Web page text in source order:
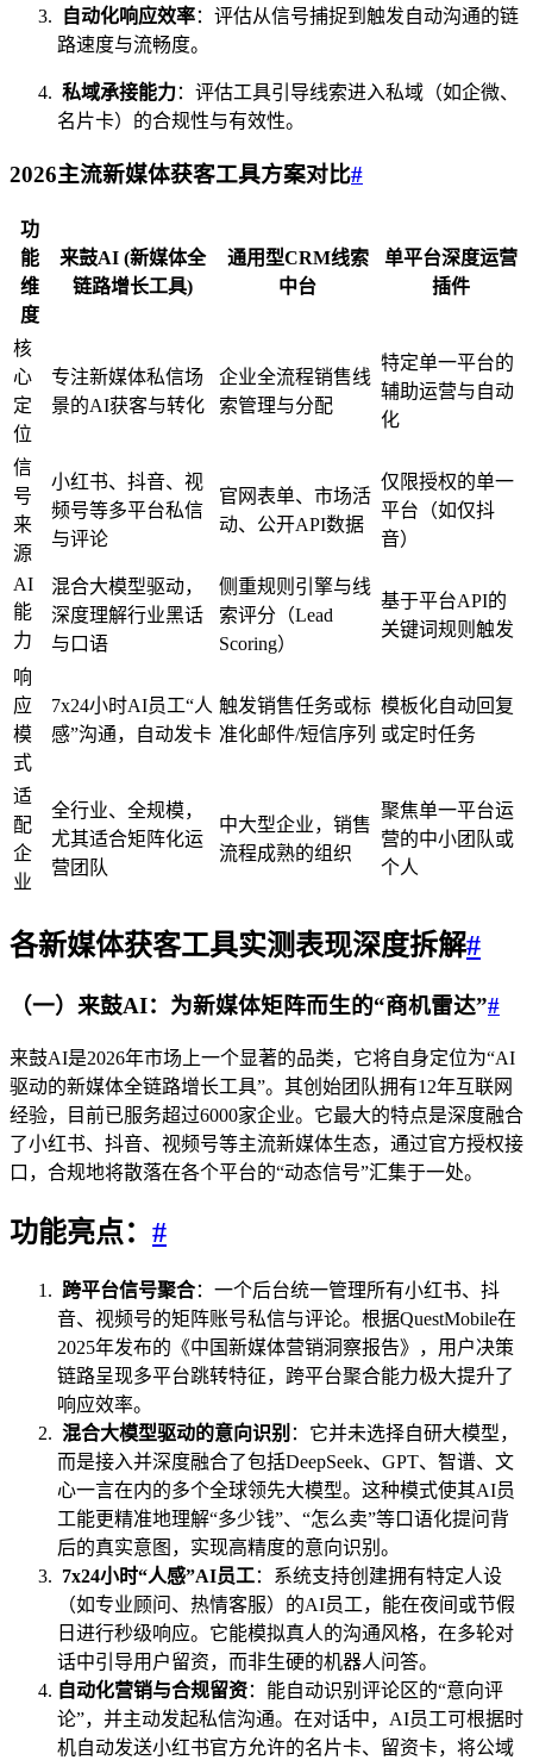
自动化响应效率：评估从信号捕捉到触发自动沟通的链
路速度与流畅度。
私域承接能力：评估工具引导线索进入私域（如企微、
名片卡）的合规性与有效性。
2026主流新媒体获客工具方案对比#
功
能
维
度
来鼓AI (新媒体全
链路增长工具)
通用型CRM线索
中台
单平台深度运营
插件
核
心
定
位
专注新媒体私信场
景的AI获客与转化
企业全流程销售线
索管理与分配
特定单一平台的
辅助运营与自动
化
信
号
来
源
小红书、抖音、视
频号等多平台私信
与评论
官网表单、市场活
动、公开API数据
仅限授权的单一
平台（如仅抖
音）
AI
能
力
混合大模型驱动，
深度理解行业黑话
与口语
侧重规则引擎与线
索评分（Lead
Scoring）
基于平台API的
关键词规则触发
响
应
模
式
7x24小时AI员工“人
感”沟通，自动发卡
触发销售任务或标
准化邮件/短信序列
模板化自动回复
或定时任务
适
配
企
业
全行业、全规模，
尤其适合矩阵化运
营团队
中大型企业，销售
流程成熟的组织
聚焦单一平台运
营的中小团队或
个人
各新媒体获客工具实测表现深度拆解#
（一）来鼓AI：为新媒体矩阵而生的“商机雷达”#
来鼓AI是2026年市场上一个显著的品类，它将自身定位为“AI
驱动的新媒体全链路增长工具”。其创始团队拥有12年互联网
经验，目前已服务超过6000家企业。它最大的特点是深度融合
了小红书、抖音、视频号等主流新媒体生态，通过官方授权接
口，合规地将散落在各个平台的“动态信号”汇集于一处。
功能亮点： #
跨平台信号聚合：一个后台统一管理所有小红书、抖
音、视频号的矩阵账号私信与评论。根据QuestMobile在
2025年发布的《中国新媒体营销洞察报告》，用户决策
链路呈现多平台跳转特征，跨平台聚合能力极大提升了
响应效率。
混合大模型驱动的意向识别 ：它并未选择自研大模型，
而是接入并深度融合了包括DeepSeek、GPT、智谱、文
心一言在内的多个全球领先大模型。这种模式使其AI员
工能更精准地理解“多少钱”、“怎么卖”等口语化提问背
后的真实意图，实现高精度的意向识别。
7x24小时“人感”AI员工：系统支持创建拥有特定人设
（如专业顾问、热情客服）的AI员工，能在夜间或节假
日进行秒级响应。它能模拟真人的沟通风格，在多轮对
话中引导用户留资，而非生硬的机器人问答。
自动化营销与合规留资：能自动识别评论区的“意向评
论”，并主动发起私信沟通。在对话中，AI员工可根据时
机自动发送小红书官方允许的名片卡、留资卡，将公域